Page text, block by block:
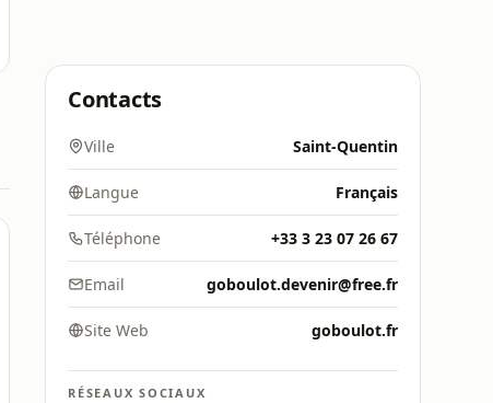
Contacts
Ville Saint-Quentin
Langue Français
Téléphone +33 3 23 07 26 67
Email goboulot.devenir@free.fr
Site Web goboulot.fr
RÉSEAUX SOCIAUX